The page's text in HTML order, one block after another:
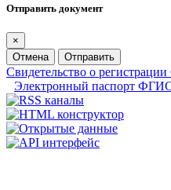
Отправить документ
×
Отмена
Отправить
Свидетельство о
Электронный паспорт